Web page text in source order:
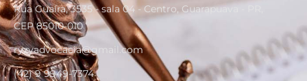
Rua Guaíra, 3535 - sala 04 - Centro, Guarapuava - PR,
CEP 85010-010
ryzyadvocacia@gmail.com
(42) 9 9949-7374